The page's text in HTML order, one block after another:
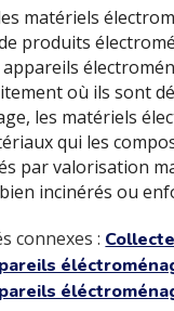
matériels
produits
où ils sont
les matériels
qui les
par valorisation
incinérés ou
connexes :